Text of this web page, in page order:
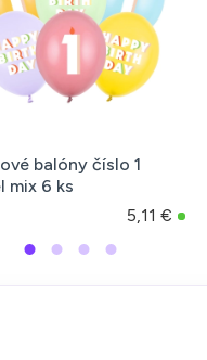
balóny číslo 1
mix 6 ks
5,11 €